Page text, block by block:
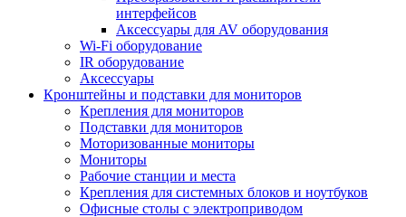
интерфейсов
Аксессуары для AV оборудования
Wi-Fi оборудование
IR оборудование
Аксессуары
Кронштейны и подставки для мониторов
Крепления для мониторов
Подставки для мониторов
Моторизованные мониторы
Мониторы
Рабочие станции и места
Крепления для системных блоков и ноутбуков
Офисные столы с электроприводом